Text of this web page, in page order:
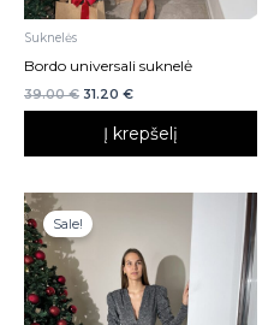
Suknelės
Bordo universali suknelė
39.00€ 31.20 €
Į krepšelį
Sale!